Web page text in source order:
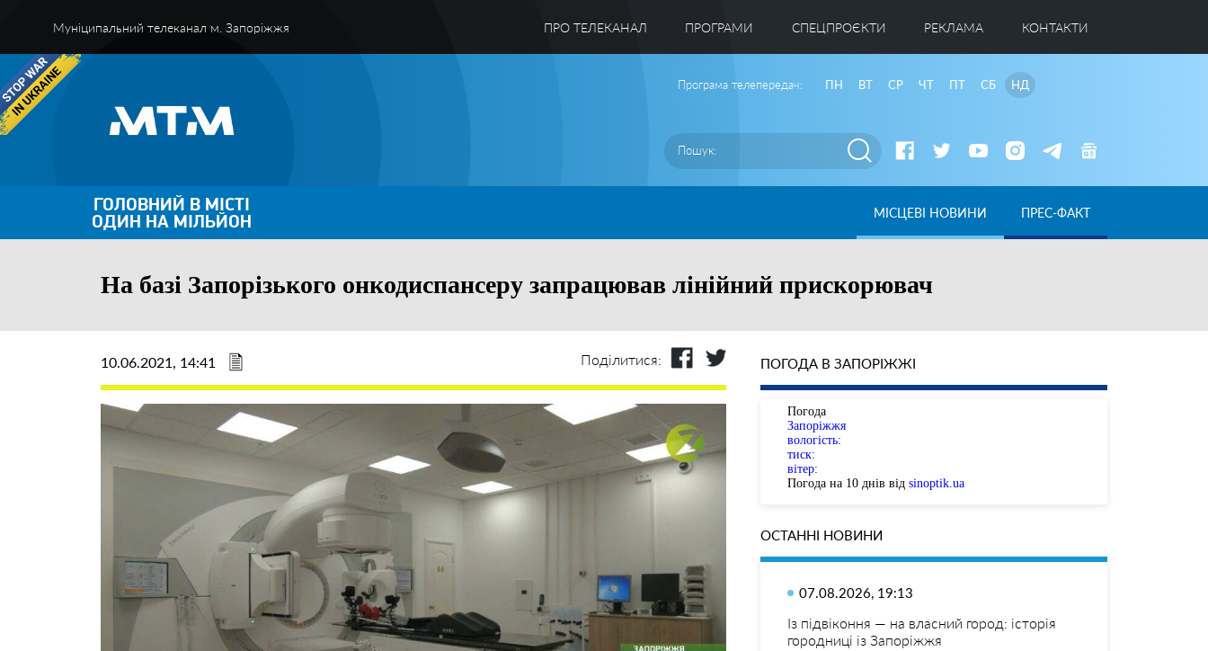
Муніципальний телеканал м. Запоріжжя ПРО ТЕЛЕКАНАЛ ПРОГРАМИ CПЕЦПРОЄКТИ РЕКЛАМА КОНТАКТИ
Програма телепередач: ПН ВТ СР ЧТ ПТ СБ НД
ГОЛОВНИЙ В МІСТІ
ОДИН НА МІЛЬЙОН МІСЦЕВІ НОВИНИ ПРЕС-ФАКТ
На базі Запорізького онкодиспансеру запрацював лінійний прискорювач
10.06.2021, 14:41 Поділитися: ПОГОДА В ЗАПОРІЖЖІ
Погода
Запоріжжя
вологість:
тиск:
вітер:
Погода на 10 днів від sinoptik.ua
ОСТАННІ НОВИНИ
07.08.2026, 19:13
Із підвіконня — на власний город: історія
городниці із Запоріжжя